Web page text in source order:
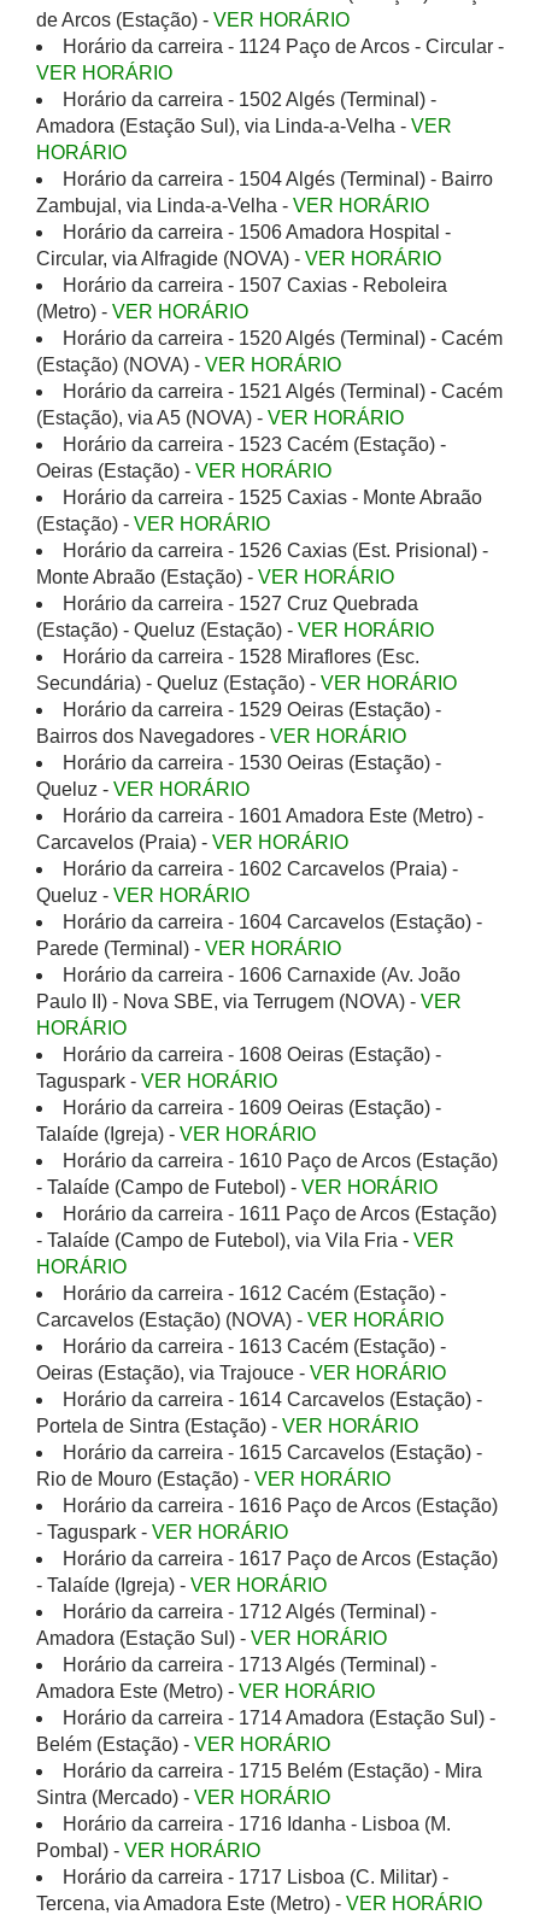
de Arcos (Estação) - VER HORÁRIO
Horário da carreira - 1124 Paço de Arcos - Circular -
VER HORÁRIO
Horário da carreira - 1502 Algés (Terminal) -
Amadora (Estação Sul), via Linda-a-Velha - VER
HORÁRIO
Horário da carreira - 1504 Algés (Terminal) - Bairro
Zambujal, via Linda-a-Velha - VER HORÁRIO
Horário da carreira - 1506 Amadora Hospital -
Circular, via Alfragide (NOVA) - VER HORÁRIO
Horário da carreira - 1507 Caxias - Reboleira
(Metro) - VER HORÁRIO
Horário da carreira - 1520 Algés (Terminal) - Cacém
(Estação) (NOVA) - VER HORÁRIO
Horário da carreira - 1521 Algés (Terminal) - Cacém
(Estação), via A5 (NOVA) - VER HORÁRIO
Horário da carreira - 1523 Cacém (Estação) -
Oeiras (Estação) - VER HORÁRIO
Horário da carreira - 1525 Caxias - Monte Abraão
(Estação) - VER HORÁRIO
Horário da carreira - 1526 Caxias (Est. Prisional) -
Monte Abraão (Estação) - VER HORÁRIO
Horário da carreira - 1527 Cruz Quebrada
(Estação) - Queluz (Estação) - VER HORÁRIO
Horário da carreira - 1528 Miraflores (Esc.
Secundária) - Queluz (Estação) - VER HORÁRIO
Horário da carreira - 1529 Oeiras (Estação) -
Bairros dos Navegadores - VER HORÁRIO
Horário da carreira - 1530 Oeiras (Estação) -
Queluz - VER HORÁRIO
Horário da carreira - 1601 Amadora Este (Metro) -
Carcavelos (Praia) - VER HORÁRIO
Horário da carreira - 1602 Carcavelos (Praia) -
Queluz - VER HORÁRIO
Horário da carreira - 1604 Carcavelos (Estação) -
Parede (Terminal) - VER HORÁRIO
Horário da carreira - 1606 Carnaxide (Av. João
Paulo II) - Nova SBE, via Terrugem (NOVA) - VER
HORÁRIO
Horário da carreira - 1608 Oeiras (Estação) -
Taguspark - VER HORÁRIO
Horário da carreira - 1609 Oeiras (Estação) -
Talaíde (Igreja) - VER HORÁRIO
Horário da carreira - 1610 Paço de Arcos (Estação)
- Talaíde (Campo de Futebol) - VER HORÁRIO
Horário da carreira - 1611 Paço de Arcos (Estação)
- Talaíde (Campo de Futebol), via Vila Fria - VER
HORÁRIO
Horário da carreira - 1612 Cacém (Estação) -
Carcavelos (Estação) (NOVA) - VER HORÁRIO
Horário da carreira - 1613 Cacém (Estação) -
Oeiras (Estação), via Trajouce - VER HORÁRIO
Horário da carreira - 1614 Carcavelos (Estação) -
Portela de Sintra (Estação) - VER HORÁRIO
Horário da carreira - 1615 Carcavelos (Estação) -
Rio de Mouro (Estação) - VER HORÁRIO
Horário da carreira - 1616 Paço de Arcos (Estação)
- Taguspark - VER HORÁRIO
Horário da carreira - 1617 Paço de Arcos (Estação)
- Talaíde (Igreja) - VER HORÁRIO
Horário da carreira - 1712 Algés (Terminal) -
Amadora (Estação Sul) - VER HORÁRIO
Horário da carreira - 1713 Algés (Terminal) -
Amadora Este (Metro) - VER HORÁRIO
Horário da carreira - 1714 Amadora (Estação Sul) -
Belém (Estação) - VER HORÁRIO
Horário da carreira - 1715 Belém (Estação) - Mira
Sintra (Mercado) - VER HORÁRIO
Horário da carreira - 1716 Idanha - Lisboa (M.
Pombal) - VER HORÁRIO
Horário da carreira - 1717 Lisboa (C. Militar) -
Tercena, via Amadora Este (Metro) - VER HORÁRIO